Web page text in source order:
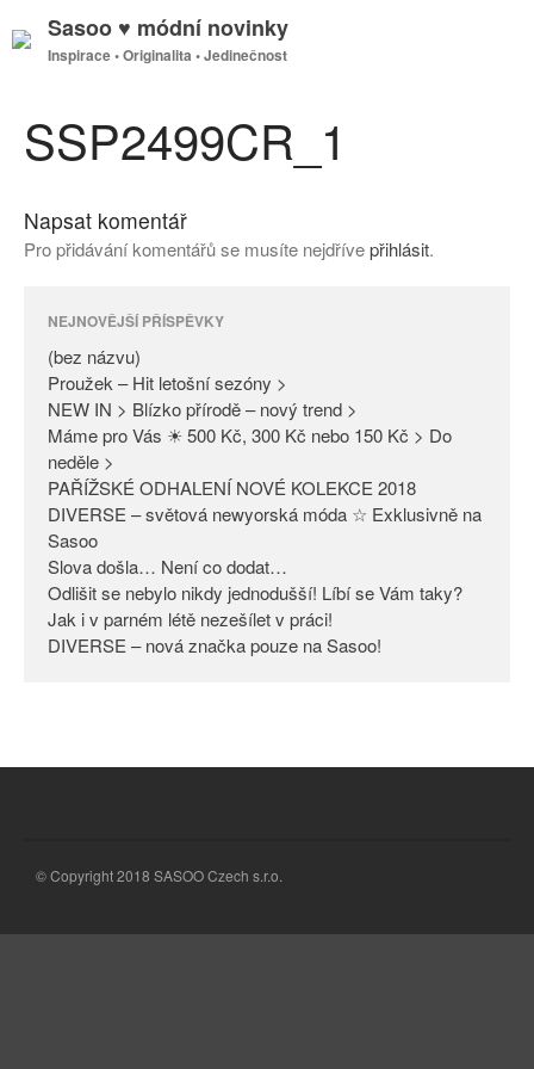
Proužek – Hit letošní sezóny >
Kč nebo 150 Kč > Do neděle >
PAŘÍŽSKÉ ODHALENÍ NOVÉ
KOLEKCE 2018
móda ☆ Exklusivně na Sasoo
Odlišit se nebylo nikdy
jednodušší! Líbí se Vám taky?
Jak i v parném létě nezešílet v
práci!
Sasoo ♥ módní novinky
Inspirace • Originalita • Jedinečnost
SSP2499CR_1
Napsat komentář
Pro přidávání komentářů se musíte nejdřívepřihlásit.
NEJNOVĚJŠÍ PŘÍSPĚVKY
(bez názvu)
Proužek – Hit letošní sezóny >
NEW IN > Blízko přírodě – nový trend >
Máme pro Vás ☀ 500 Kč, 300 Kč nebo 150 Kč > Do
neděle >
PAŘÍŽSKÉ ODHALENÍ NOVÉ KOLEKCE 2018
DIVERSE – světová newyorská móda ☆ Exklusivně na
Sasoo
Slova došla… Není co dodat…
Odlišit se nebylo nikdy jednodušší! Líbí se Vám taky?
Jak i v parném létě nezešílet v práci!
DIVERSE – nová značka pouze na Sasoo!
© Copyright 2018 SASOO Czech s.r.o.